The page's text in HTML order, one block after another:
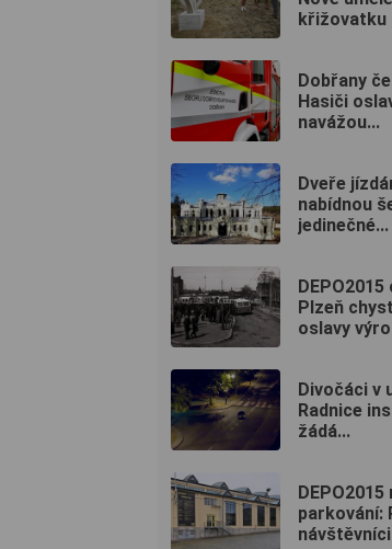
křižovatku
Dobřany
Hasiči
navážou...
Dveře
nabídnou
jedinečné...
Plzeň
oslavy
Divočáci v
Radnice
žádá...
parkování: